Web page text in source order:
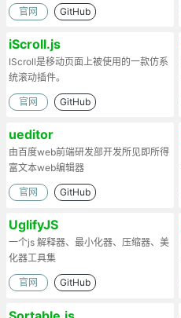
官网 GitHub
iScroll.js
IScroll是移动页面上被使用的一款仿系
统滚动插件。
官网 GitHub
ueditor
由百度web前端研发部开发所见即所得
富文本web编辑器
官网 GitHub
UglifyJS
一个js 解释器、最小化器、压缩器、美
化器工具集
官网 GitHub